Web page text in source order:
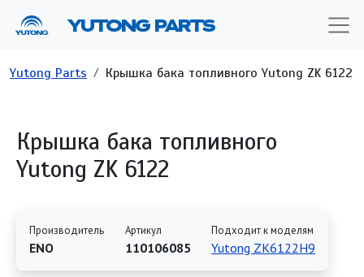
YUTONG PARTS
Строка навигации
Yutong Parts Крышка бака топливного Yutong ZK 6122
Крышка бака топливного
Yutong ZK 6122
Производитель
ENO
Артикул
110106085
Подходит к моделям
Yutong ZK6122H9